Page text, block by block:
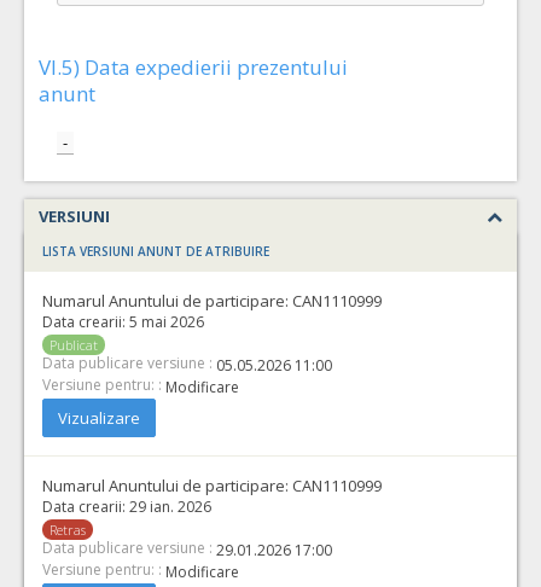
VI.5) Data expedierii prezentului
anunt
-
VERSIUNI
LISTA VERSIUNI ANUNT DE ATRIBUIRE
Numarul Anuntului de participare: CAN1110999
Data crearii: 5 mai 2026
Publicat
Data publicare versiune : 05.05.2026 11:00
Versiune pentru: : Modificare
Vizualizare
Numarul Anuntului de participare: CAN1110999
Data crearii: 29 ian. 2026
Retras
Data publicare versiune : 29.01.2026 17:00
Versiune pentru: : Modificare